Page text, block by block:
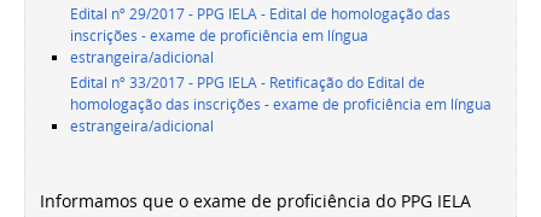
Edital nº 29/2017 - PPG IELA - Edital de homologação das
inscrições - exame de proficiência em língua
estrangeira/adicional
Edital nº 33/2017 - PPG IELA - Retificação do Edital de
homologação das inscrições - exame de proficiência em língua
estrangeira/adicional
Informamos que o exame de proficiência do PPG IELA